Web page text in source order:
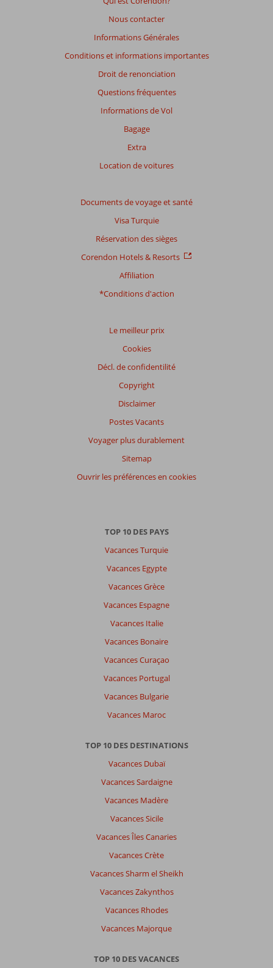
Nous contacter
Informations Générales
Conditions et informations importantes
Droit de renonciation
Questions fréquentes
Informations de Vol
Bagage
Extra
Location de voitures
Documents de voyage et santé
Visa Turquie
Réservation des sièges
Corendon Hotels & Resorts
Affiliation
*Conditions d'action
Le meilleur prix
Cookies
Décl. de confidentilité
Copyright
Disclaimer
Postes Vacants
Voyager plus durablement
Sitemap
Ouvrir les préférences en cookies
TOP 10 DES PAYS
Vacances Turquie
Vacances Egypte
Vacances Grèce
Vacances Espagne
Vacances Italie
Vacances Bonaire
Vacances Curaçao
Vacances Portugal
Vacances Bulgarie
Vacances Maroc
TOP 10 DES DESTINATIONS
Vacances Dubaï
Vacances Sardaigne
Vacances Madère
Vacances Sicile
Vacances Îles Canaries
Vacances Crète
Vacances Sharm el Sheikh
Vacances Zakynthos
Vacances Rhodes
Vacances Majorque
TOP 10 DES VACANCES